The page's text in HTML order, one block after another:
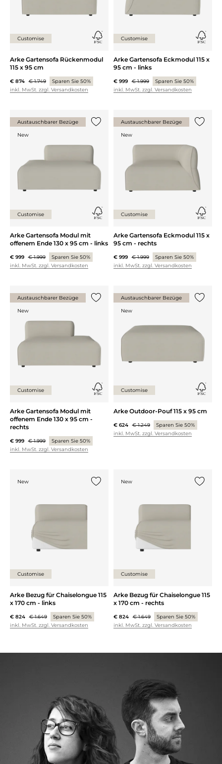
Customise
Arke Gartensofa Rückenmodul
115 x 95 cm
€ 874 € 1.749
Sparen Sie 50%
inkl. MwSt. zzgl. Versandkosten
Customise
Arke Gartensofa Eckmodul 115 x
95 cm - links
€ 999 € 1.999
Sparen Sie 50%
inkl. MwSt. zzgl. Versandkosten
Austauschbarer Bezüge
New {0} zur Liste hinzufügen
Customise
Arke Gartensofa Modul mit
offenem Ende 130 x 95 cm - links
€ 999 € 1.999
Sparen Sie 50%
inkl. MwSt. zzgl. Versandkosten
Austauschbarer Bezüge
New
Customise
Arke Gartensofa Eckmodul 115 x
95 cm - rechts
€ 999 € 1.999
Sparen Sie 50%
inkl. MwSt. zzgl. Versandkosten
Austauschbarer Bezüge
New {0} zur Liste hinzufügen
Customise
Arke Gartensofa Modul mit
offenem Ende 130 x 95 cm -
rechts
€ 999 € 1.999
Sparen Sie 50%
inkl. MwSt. zzgl. Versandkosten
Austauschbarer Bezüge
New
Customise
Arke Outdoor-Pouf 115 x 95 cm
€ 624 € 1.249
Sparen Sie 50%
inkl. MwSt. zzgl. Versandkosten
New
Customise
Arke Bezug für Chaiselongue 115
x 170 cm - links
€ 824 € 1.649
Sparen Sie 50%
inkl. MwSt. zzgl. Versandkosten
New
Customise
Arke Bezug für Chaiselongue 115
x 170 cm - rechts
€ 824 € 1.649
Sparen Sie 50%
inkl. MwSt. zzgl. Versandkosten